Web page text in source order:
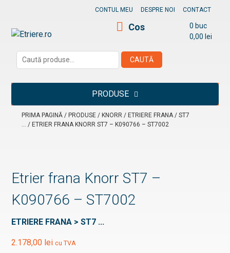
content
Etriere.ro
CONTUL MEU DESPRE NOI CONTACT
Caută
după:
CAUTĂ
Cos
0 buc
0,00 lei
PRODUSE
PRIMA PAGINĂ / PRODUSE / KNORR / ETRIERE FRANA/ST7
... / ETRIER FRANA KNORR ST7 – K090766 – ST7002
Etrier frana Knorr ST7 –
K090766 – ST7002
ETRIERE FRANA > ST7 ...
2.178,00 lei cu TVA